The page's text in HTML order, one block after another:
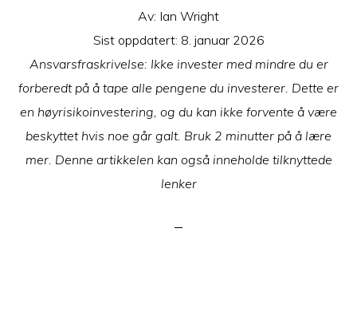
Av: Ian Wright
Sist oppdatert: 8. januar 2026
Ansvarsfraskrivelse: Ikke invester med mindre du er
forberedt på å tape alle pengene du investerer. Dette er
en høyrisikoinvestering, og du kan ikke forvente å være
beskyttet hvis noe går galt. Bruk 2 minutter på å lære
mer. Denne artikkelen kan også inneholde tilknyttede
lenker